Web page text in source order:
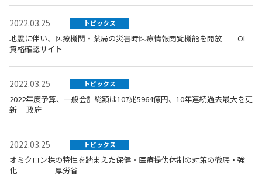
2022.03.25 トピックス
地震に伴い、医療機関・薬局の災害時医療情報閲覧機能を開放 OL
資格確認サイト
2022.03.25 トピックス
2022年度予算、一般会計総額は107兆5964億円、10年連続過去最大を更
新 政府
2022.03.25 トピックス
オミクロン株の特性を踏まえた保健・医療提供体制の対策の徹底・強
化 厚労省